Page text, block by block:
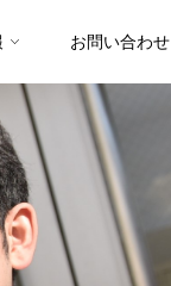
お問い合わせ